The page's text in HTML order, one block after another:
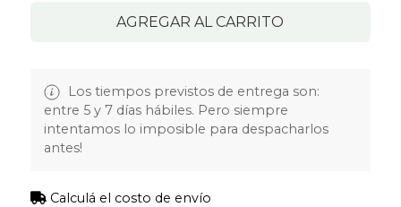
AGREGAR AL CARRITO
Los tiempos previstos de entrega son:
entre 5 y 7 días hábiles. Pero siempre
intentamos lo imposible para despacharlos
antes!
Calculá el costo de envío